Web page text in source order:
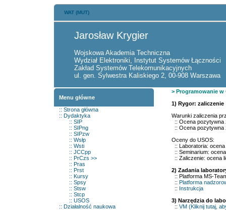
WAT (MUT)
Jarosław Krygier
Wojskowa Akademia Techniczna
Wydział Elektroniki, Instytut Systemów Łączności
Zakład Systemów Telekomunikacyjnych
ul. gen. Sylwestra Kaliskiego 2, 00-908 Warszawa
Menu główne
:: Strona główna
:: Dydaktyka
:: SIP
:: SIPng
:: SIPzw
:: Wsłp
:: Wsti
:: JCCpp
:: PrCzs >>
:: Pras
:: Prst
:: Kursy
:: Spsy
:: Stsw
:: Stcp
:: USOS
:: Działalność naukowa
> Programowanie
1) Rygor: zaliczenie
Warunki zaliczenia
:: Ocena pozytywna
:: Ocena pozytywna
Oceny do USOS:
:: Laboratoria:
:: Seminarium:
:: Zaliczenie: ocena
2) Zadania
:: Platforma MS-
:: Platforma
:: Instrukcja
3) Narzędzia do
:: VM (Kliknij tutaj,